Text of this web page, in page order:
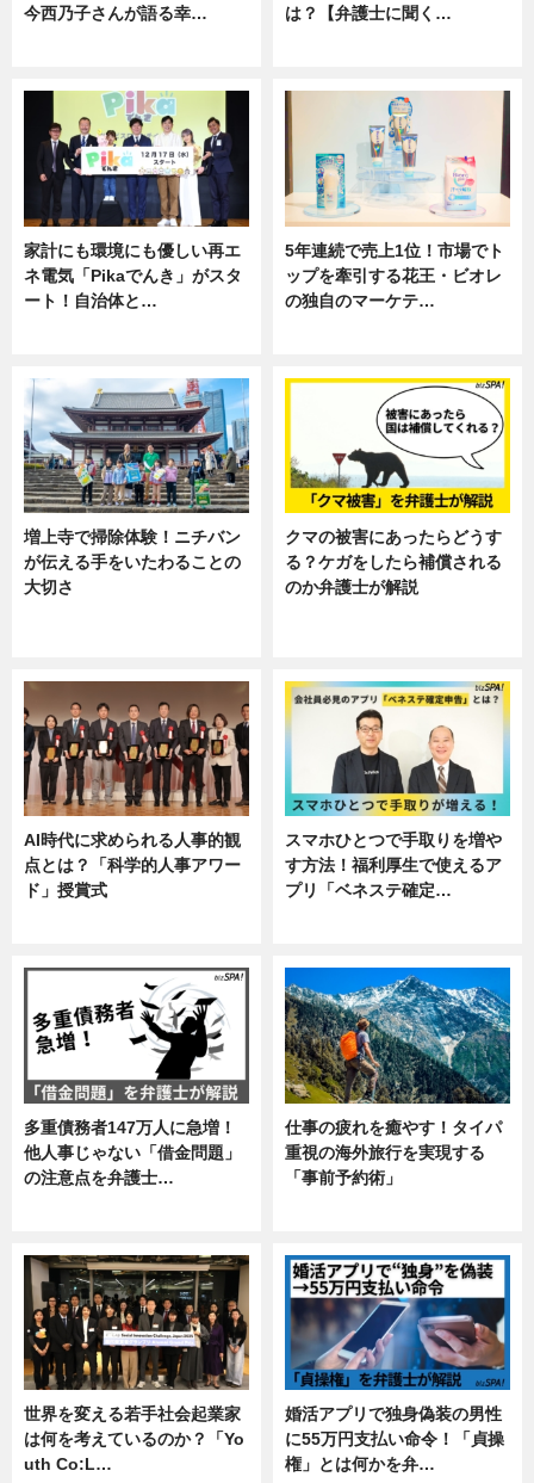
今西乃子さんが語る幸…
は？【弁護士に聞く…
家計にも環境にも優しい再エ
ネ電気「Pikaでんき」がスタ
ート！自治体と…
5年連続で売上1位！市場でト
ップを牽引する花王・ビオレ
の独自のマーケテ…
増上寺で掃除体験！ニチバン
が伝える手をいたわることの
大切さ
クマの被害にあったらどうす
る？ケガをしたら補償される
のか弁護士が解説
AI時代に求められる人事的観
点とは？「科学的人事アワー
ド」授賞式
スマホひとつで手取りを増や
す方法！福利厚生で使えるア
プリ「ベネステ確定…
多重債務者147万人に急増！
他人事じゃない「借金問題」
の注意点を弁護士…
仕事の疲れを癒やす！タイパ
重視の海外旅行を実現する
「事前予約術」
世界を変える若手社会起業家
は何を考えているのか？「Yo
uth Co:L…
婚活アプリで独身偽装の男性
に55万円支払い命令！「貞操
権」とは何かを弁…